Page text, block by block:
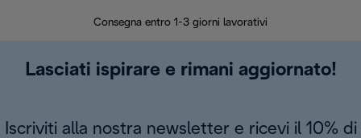
Consegna entro 1-3 giorni lavorativi
Lasciati ispirare e rimani aggiornato!
Iscriviti alla nostra newsletter e ricevi il 10% di